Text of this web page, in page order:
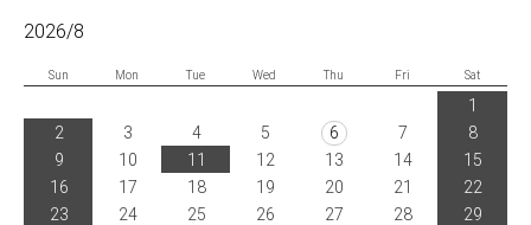
2026/8
Sun Mon Tue Wed Thu Fri Sat
1
2
3 4 5 6 7
8
9
10 11 12 13 14
15
16
17 18 19 20 21
22
23
24 25 26 27 28
29